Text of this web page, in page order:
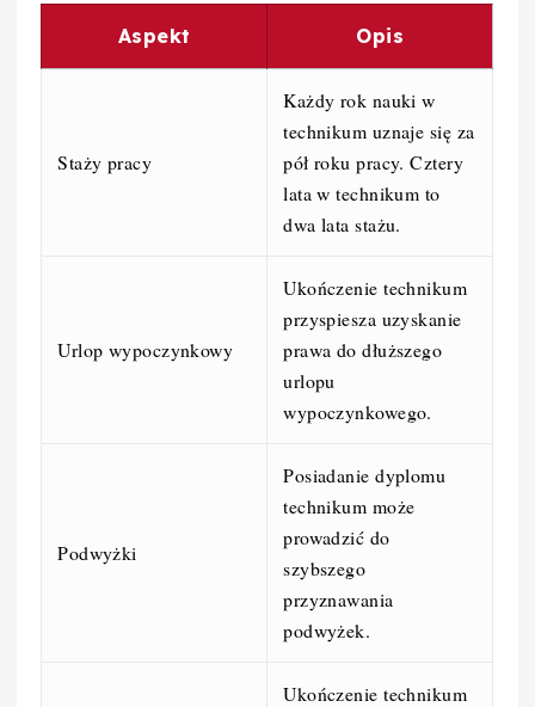
Aspekt Opis
Staży pracy
Każdy rok nauki w
technikum uznaje się za
pół roku pracy. Cztery
lata w technikum to
dwa lata stażu.
Urlop wypoczynkowy
Ukończenie technikum
przyspiesza uzyskanie
prawa do dłuższego
urlopu
wypoczynkowego.
Podwyżki
Posiadanie dyplomu
technikum może
prowadzić do
szybszego
przyznawania
podwyżek.
Ukończenie technikum